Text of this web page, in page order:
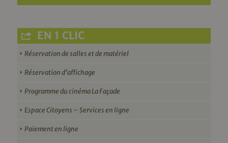
EN 1 CLIC
Réservation de salles et de matériel
Réservation d’affichage
Programme du cinéma La Façade
Espace Citoyens – Services en ligne
Paiement en ligne